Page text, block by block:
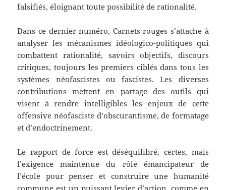
falsifiés, éloignant toute possibilité de rationalité.
Dans ce dernier numéro, Carnets rouges s’attache à
analyser les mécanismes idéologico-politiques qui
combattent rationalité, savoirs objectifs, discours
critiques, toujours les premiers ciblés dans tous les
systèmes néofascistes ou fascistes. Les diverses
contributions mettent en partage des outils qui
visent à rendre intelligibles les enjeux de cette
offensive néofasciste d’obscurantisme, de formatage
et d’endoctrinement.
Le rapport de force est déséquilibré, certes, mais
l’exigence maintenue du rôle émancipateur de
l’école pour penser et construire une humanité
commune est un puissant levier d’action, comme en